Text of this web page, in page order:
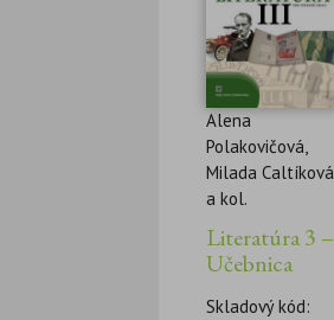
Alena
Polakovičová,
Milada Caltíková
a kol.
Literatúra 3 –
Učebnica
Skladový kód: